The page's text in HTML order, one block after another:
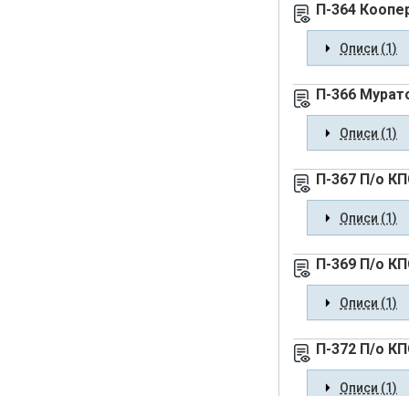
П-364
Описи (1)
П-366
Описи (1)
П-367 П/о
Описи (1)
П-369 П/о
Описи (1)
П-372 П/о
Описи (1)